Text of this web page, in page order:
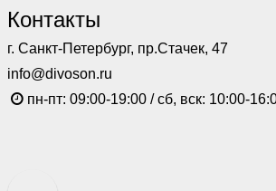
Контакты
г. Санкт-Петербург, пр.Стачек, 47
info@divoson.ru
пн-пт: 09:00-19:00 / сб, вск: 10:00-